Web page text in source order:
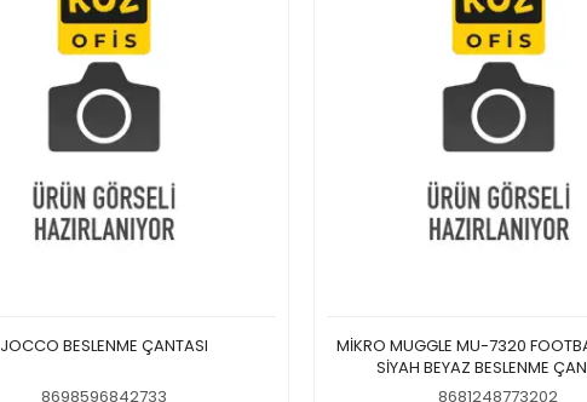
JOCCO BESLENME ÇANTASI
8698596842733
MİKRO MUGGLE MU-7320
SİYAH BEYAZ BESLENME
8681248773202